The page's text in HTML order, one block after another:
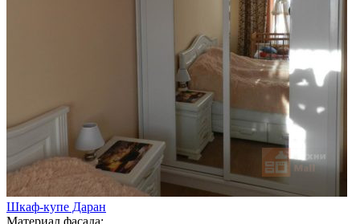
Шкаф-купе Даран
Материал фасада: